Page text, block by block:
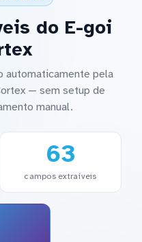
do E-goi
automaticamente pela
— sem setup de
manual.
63
campos extraíveis